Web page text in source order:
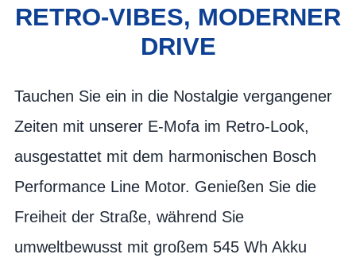
RETRO-VIBES, MODERNER
DRIVE
Tauchen Sie ein in die Nostalgie vergangener
Zeiten mit unserer E-Mofa im Retro-Look,
ausgestattet mit dem harmonischen Bosch
Performance Line Motor. Genießen Sie die
Freiheit der Straße, während Sie
umweltbewusst mit großem 545 Wh Akku